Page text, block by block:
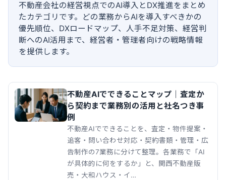
不動産会社の経営視点でのAI導入とDX推進をまとめ
たカテゴリです。どの業務からAIを導入すべきかの
優先順位、DXロードマップ、人手不足対策、経営判
断へのAI活用まで、経営者・管理者向けの戦略情報
を提供します。
不動産AIでできることマップ｜査定か
ら契約まで業務別の活用と社名つき事
例
不動産AIでできることを、査定・物件提案・
追客・問い合わせ対応・契約書類・管理・広
告制作の7業務に分けて整理。各業務で「AI
が具体的に何をするか」と、関西不動産販
売・大和ハウス・イ…